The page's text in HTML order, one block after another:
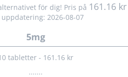
för dig! Pris på 161.16 kr
uppdatering: 2026-08-07
5mg
tabletter - 161.16 kr
.......